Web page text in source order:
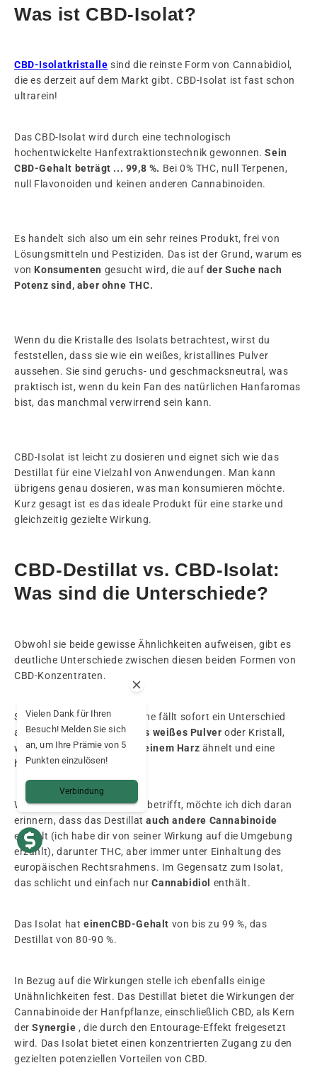
Was ist CBD-Isolat?
CBD-Isolatkristalle sind die reinste Form von Cannabidiol,
die es derzeit auf dem Markt gibt. CBD-Isolat ist fast schon
ultrarein!
Das CBD-Isolat wird durch eine technologisch
hochentwickelte Hanfextraktionstechnik gewonnen.Sein
CBD-Gehalt beträgt ... 99,8 %. Bei 0% THC, null Terpenen,
null Flavonoiden und keinen anderen Cannabinoiden.
Es handelt sich also um ein sehr reines Produkt, frei von
Lösungsmitteln und Pestiziden. Das ist der Grund, warum es
von Konsumenten gesucht wird, die auf der Suche nach
Potenz sind, aber ohne THC.
Wenn du die Kristalle des Isolats betrachtest, wirst du
feststellen, dass sie wie ein weißes, kristallines Pulver
aussehen. Sie sind geruchs- und geschmacksneutral, was
praktisch ist, wenn du kein Fan des natürlichen Hanfaromas
bist, das manchmal verwirrend sein kann.
CBD-Isolat ist leicht zu dosieren und eignet sich wie das
Destillat für eine Vielzahl von Anwendungen. Man kann
übrigens genau dosieren, was man konsumieren möchte.
Kurz gesagt ist es das ideale Produkt für eine starke und
gleichzeitig gezielte Wirkung.
CBD-Destillat vs. CBD-Isolat:
Was sind die Unterschiede?
Obwohl sie beide gewisse Ähnlichkeiten aufweisen, gibt es
deutliche Unterschiede zwischen diesen beiden Formen von
CBD-Konzentraten.
Schon auf der visuellen Ebene fällt sofort ein Unterschied
auf. Das Isolat istein feines weißes Pulver oder Kristall,
während das Destillat eher
einem Harz ähnelt und eine
honigartige Konsistenz hat.
Was die Zusammensetzung betrifft, möchte ich dich daran
erinnern, dass das Destillatauch andere Cannabinoide
enthält (ich habe dir von seiner Wirkung auf die Umgebung
erzählt), darunter THC, aber immer unter Einhaltung des
europäischen Rechtsrahmens. Im Gegensatz zum Isolat,
das schlicht und einfach nurCannabidiol enthält.
Das Isolat hat einenCBD-Gehalt von bis zu 99 %, das
Destillat von 80-90 %.
In Bezug auf die Wirkungen stelle ich ebenfalls einige
Unähnlichkeiten fest. Das Destillat bietet die Wirkungen der
Cannabinoide der Hanfpflanze, einschließlich CBD, als Kern
derSynergie , die durch den Entourage-Effekt freigesetzt
wird. Das Isolat bietet einen konzentrierten Zugang zu den
gezielten potenziellen Vorteilen von CBD.
Vielen Dank für Ihren
Besuch! Melden Sie sich
an, um Ihre Prämie von 5
Punkten einzulösen!
Verbindung